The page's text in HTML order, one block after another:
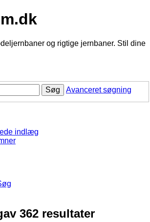
og rigtige jernbaner. Stil dine
Søg Avanceret søgning
indlæg
362 resultater